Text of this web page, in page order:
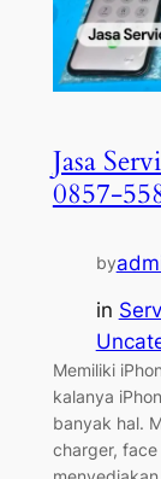
Jasa
0857-
by
in
Memiliki
kalanya
banyak hal.
charger, face